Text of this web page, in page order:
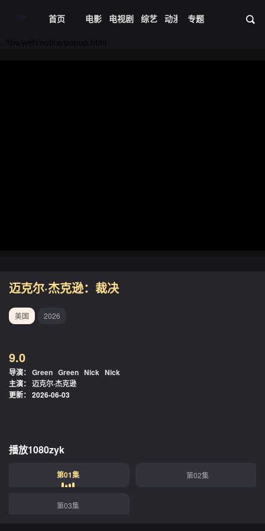
首页 电影 电视剧 综艺 动漫 短剧大全 资
专题
迈克尔·杰克逊：裁决
美国 2026
9.0
导演： Green Green Nick Nick
主演： 迈克尔·杰克逊
更新： 2026-06-03
播放1080zyk
第01集 第02集
第03集